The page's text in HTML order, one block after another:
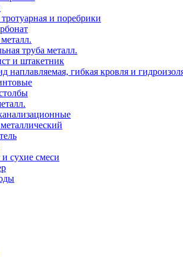
и поребрики
труба металл.
и штакетник
наплавляемая, гибкая кровля и
сухие смеси